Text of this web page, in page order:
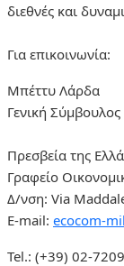
διεθνές και
Για επικοινωνία:
Μπέττυ Λάρδα
Γενική
Πρεσβεία της
Γραφείο
Δ/νση: Via
E-mail: ecocom-
Tel.: (+39) 02-